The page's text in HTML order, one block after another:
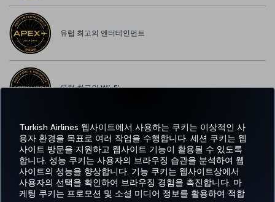
Turkish Airlines 웹사이트에서 사용하는 쿠키는 이상적인 사
용자 환경을 목표로 여러 작업을 수행합니다. 세션 쿠키는 웹
사이트 방문을 지원하고 웹사이트 기능이 활용될 수 있도록
합니다. 성능 쿠키는 사용자의 브라우징 습관을 분석하여 웹
사이트의 성능을 향상합니다. 기능 쿠키는 웹사이트상에서
사용자의 선택을 확인하여 브라우징 경험을 촉진합니다. 마
케팅 쿠키는 프로모션 및 소셜 미디어 정보를 활용하여 적합
유럽 최고의 엔터테인먼트
유럽 최고의 Wi-Fi
페이스북
트위터인스타그램
유튜브링크드인
틱톡블로그Pinterest
예약
및 관
경
험
특가 및
목적지
도
움
MILES&SMILES
CORPORATE
CLUB
Airlines